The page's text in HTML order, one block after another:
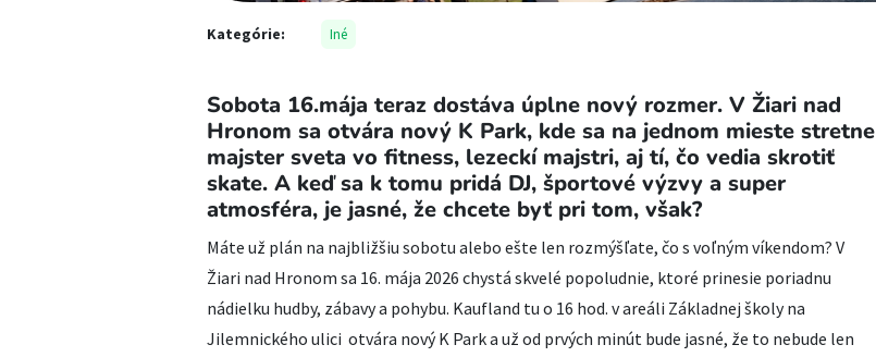
Kategórie: Iné
Sobota 16.mája teraz dostáva úplne nový rozmer. V Žiari nad
Hronom sa otvára nový K Park, kde sa na jednom mieste stretne
majster sveta vo fitness, lezeckí majstri, aj tí, čo vedia skrotiť
skate. A keď sa k tomu pridá DJ, športové výzvy a super
atmosféra, je jasné, že chcete byť pri tom, však?
Máte už plán na najbližšiu sobotu alebo ešte len rozmýšľate, čo s voľným víkendom? V
Žiari nad Hronom sa 16. mája 2026 chystá skvelé popoludnie, ktoré prinesie poriadnu
nádielku hudby, zábavy a pohybu. Kaufland tu o 16 hod. v areáli Základnej školy na
Jilemnického ulici otvára nový K Park a už od prvých minút bude jasné, že to nebude len